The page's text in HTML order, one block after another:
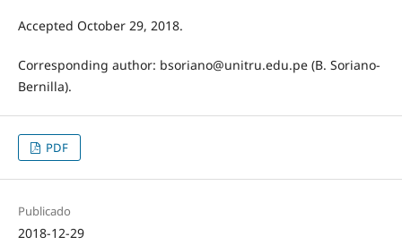
Accepted October 29, 2018.
Corresponding author: bsoriano@unitru.edu.pe (B. Soriano-
Bernilla).
PDF
Publicado
2018-12-29